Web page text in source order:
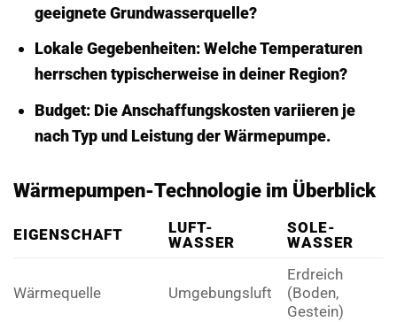
geeignete Grundwasserquelle?
Lokale Gegebenheiten:Welche Temperaturen
herrschen typischerweise in deiner Region?
Budget:Die Anschaffungskosten variieren je
nach Typ und Leistung der Wärmepumpe.
Wärmepumpen-Technologie im Überblick
EIGENSCHAFT
LUFT-
WASSER
SOLE-
WASSER
Wärmequelle Umgebungsluft
Erdreich
(Boden,
Gestein)